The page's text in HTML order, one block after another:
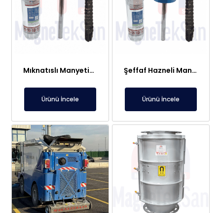
Mıknatıslı Manyetik Tutucu Filtre Mıknatıs – Petek ve Kombi Temizliği
Ürünü İncele
Şeffaf Hazneli Manyetik Çubuk Filtre – Ekonomik ve Yüksek Verimli Metal Tutucu
Ürünü İncele